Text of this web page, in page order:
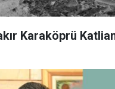
Karaköprü